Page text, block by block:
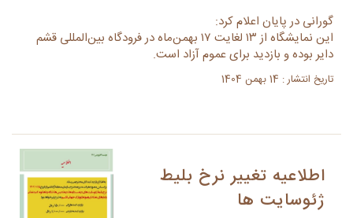
گورانی در پایان اعلام کرد:
این نمایشگاه از ۱۳ لغایت ۱۷ بهمن‌ماه در فرودگاه بین‌المللی قشم
دایر بوده و بازدید برای عموم آزاد است.
تاریخ انتشار : 14 بهمن 1404
اطلاعیه تغییر نرخ بلیط
ژئوسایت ها